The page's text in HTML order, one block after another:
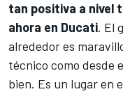
tan positiva a nivel
ahora en Ducati. El
alrededor es
técnico como desde
bien. Es un lugar en